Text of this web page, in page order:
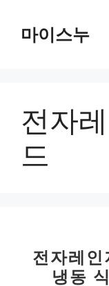
마이스누
전자
드
전자레인
냉동